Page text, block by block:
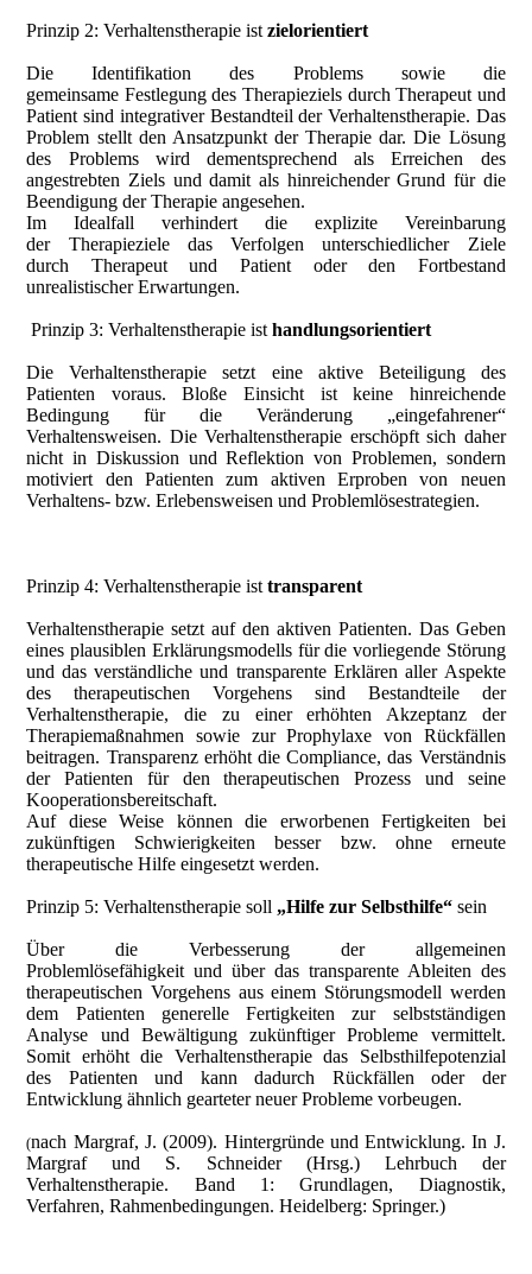
Prinzip 2: Verhaltenstherapie istzielorientiert
Die Identifikation des Problems sowie die
gemeinsame Festlegung des Therapieziels durch Therapeut und
Patient sind integrativer Bestandteil der Verhaltenstherapie. Das
Problem stellt den Ansatzpunkt der Therapie dar. Die Lösung
des Problems wird dementsprechend als Erreichen des
angestrebten Ziels und damit als hinreichender Grund für die
Beendigung der Therapie angesehen.
Im Idealfall verhindert die explizite Vereinbarung
der Therapieziele das Verfolgen unterschiedlicher Ziele
durch Therapeut und Patient oder den Fortbestand
unrealistischer Erwartungen.
Prinzip 3: Verhaltenstherapie isthandlungsorientiert
Die Verhaltenstherapie setzt eine aktive Beteiligung des
Patienten voraus. Bloße Einsicht ist keine hinreichende
Bedingung für die Veränderung „eingefahrener“
Verhaltensweisen. Die Verhaltenstherapie erschöpft sich daher
nicht in Diskussion und Reflektion von Problemen, sondern
motiviert den Patienten zum aktiven Erproben von neuen
Verhaltens- bzw. Erlebensweisen und Problemlösestrategien.
Prinzip 4: Verhaltenstherapie isttransparent
Verhaltenstherapie setzt auf den aktiven Patienten. Das Geben
eines plausiblen Erklärungsmodells für die vorliegende Störung
und das verständliche und transparente Erklären aller Aspekte
des therapeutischen Vorgehens sind Bestandteile der
Verhaltenstherapie, die zu einer erhöhten Akzeptanz der
Therapiemaßnahmen sowie zur Prophylaxe von Rückfällen
beitragen. Transparenz erhöht die Compliance, das Verständnis
der Patienten für den therapeutischen Prozess und seine
Kooperationsbereitschaft.
Auf diese Weise können die erworbenen Fertigkeiten bei
zukünftigen Schwierigkeiten besser bzw. ohne erneute
therapeutische Hilfe eingesetzt werden.
Prinzip 5: Verhaltenstherapie soll „Hilfe zur Selbsthilfe“ sein
Über die Verbesserung der allgemeinen
Problemlösefähigkeit und über das transparente Ableiten des
therapeutischen Vorgehens aus einem Störungsmodell werden
dem Patienten generelle Fertigkeiten zur selbstständigen
Analyse und Bewältigung zukünftiger Probleme vermittelt.
Somit erhöht die Verhaltenstherapie das Selbsthilfepotenzial
des Patienten und kann dadurch Rückfällen oder der
Entwicklung ähnlich gearteter neuer Probleme vorbeugen.
(nach Margraf, J. (2009). Hintergründe und Entwicklung. In J.
Margraf und S. Schneider (Hrsg.) Lehrbuch der
Verhaltenstherapie. Band 1: Grundlagen, Diagnostik,
Verfahren, Rahmenbedingungen. Heidelberg: Springer.)